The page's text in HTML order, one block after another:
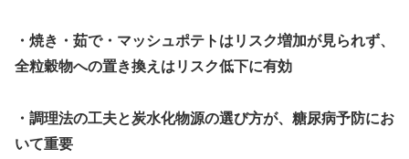
・焼き・茹で・マッシュポテトはリスク増加が見られず、
全粒穀物への置き換えはリスク低下に有効
・調理法の工夫と炭水化物源の選び方が、糖尿病予防にお
いて重要